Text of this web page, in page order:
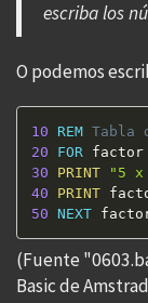
escriba los
O podemos
10 REM Tabla
20
FOR factor
30
PRINT "5
40
PRINT
50 NEXT
(Fuente
Basic de